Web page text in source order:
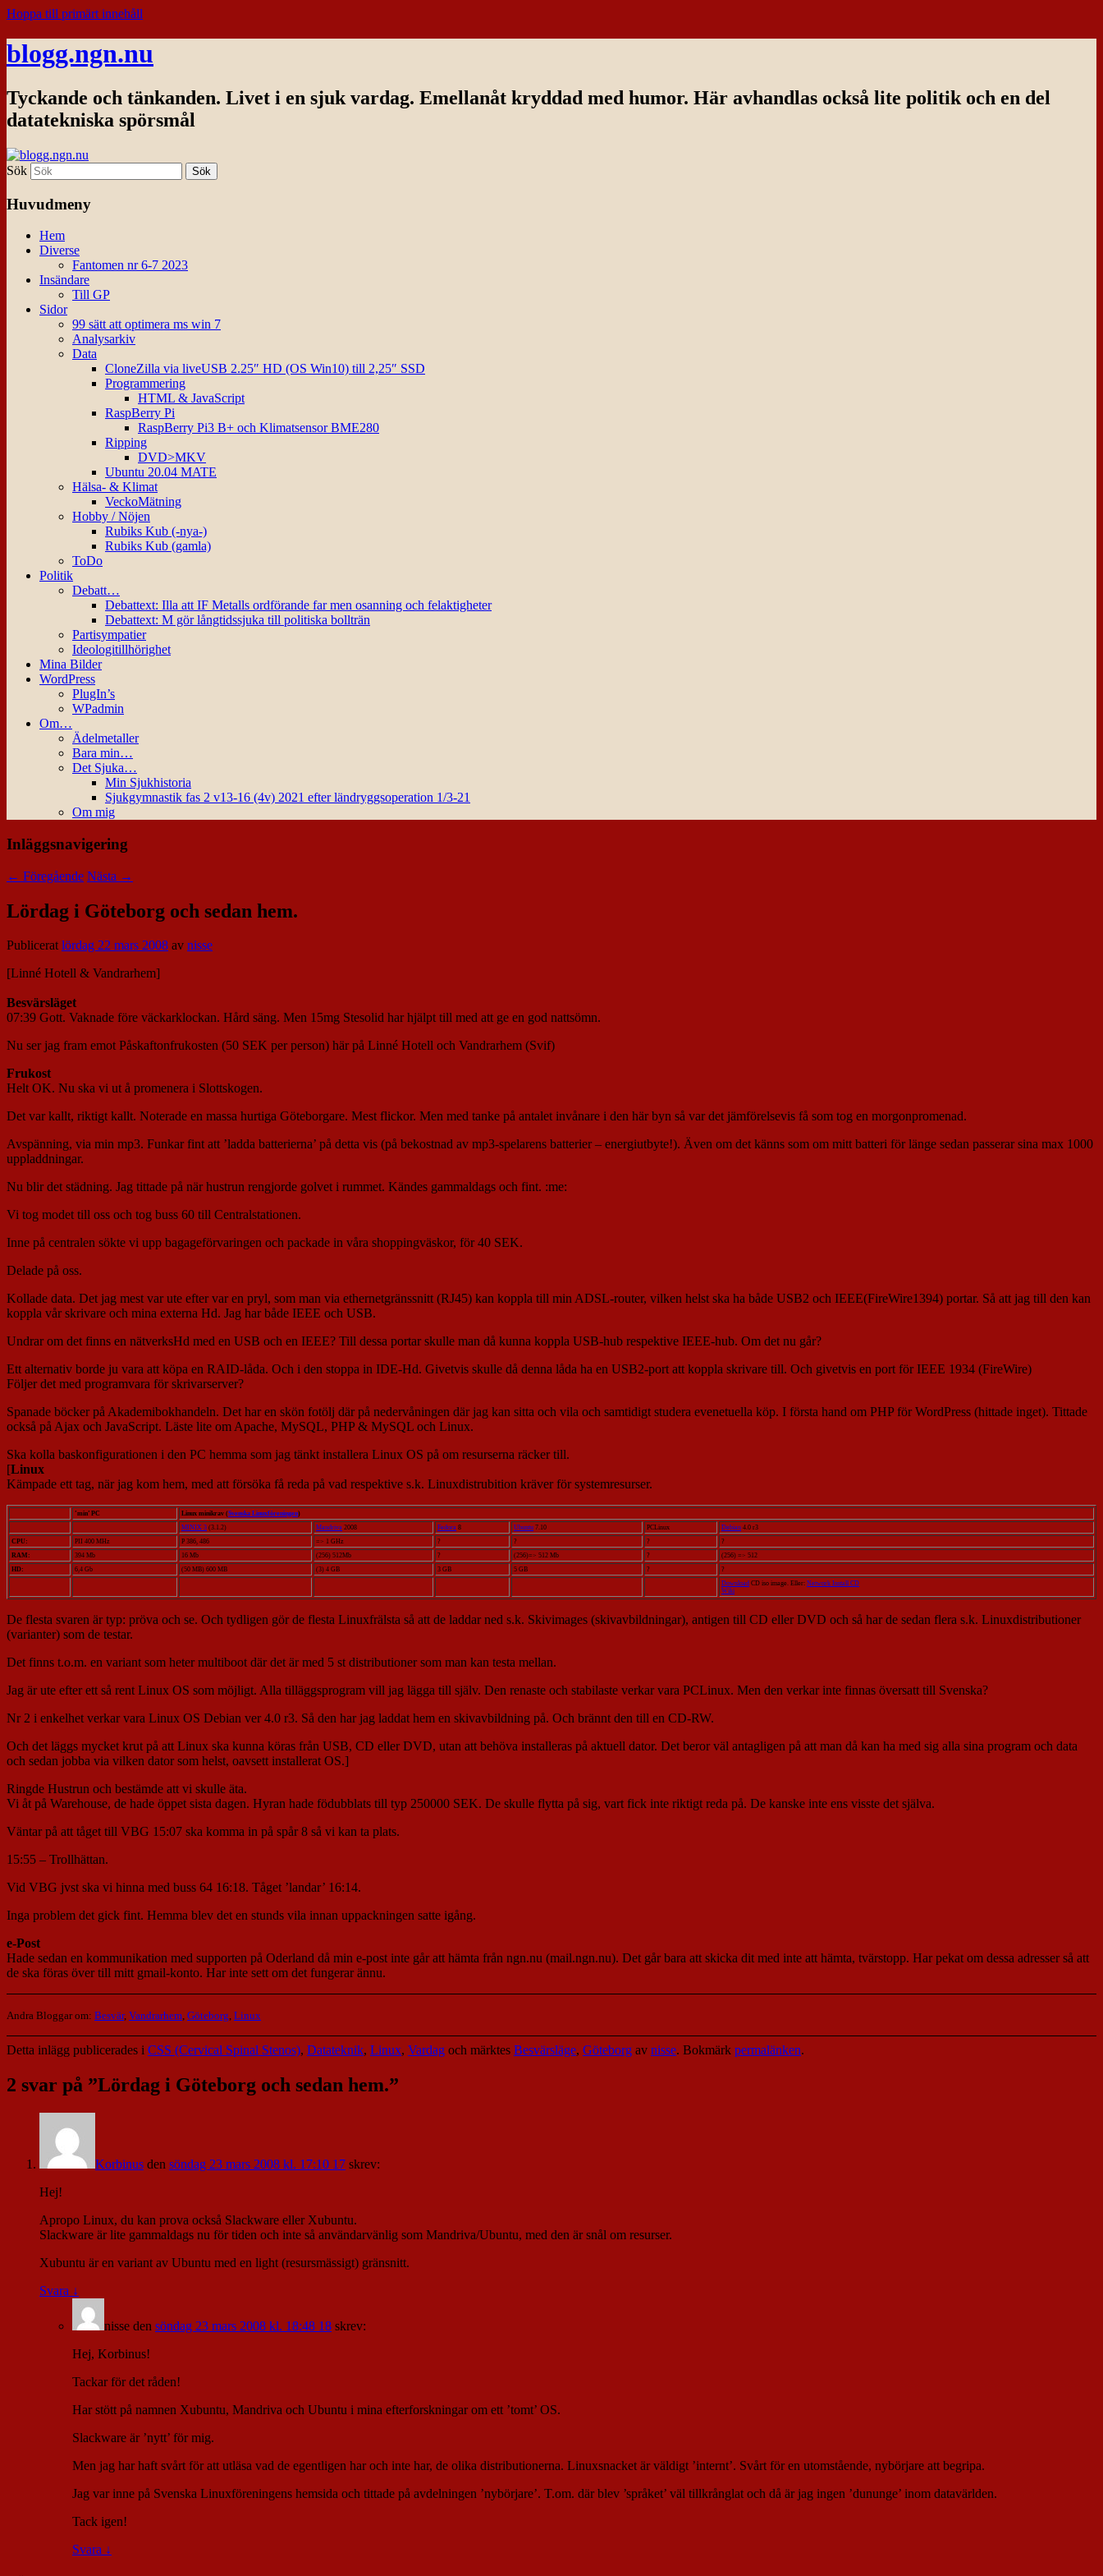
Hoppa till primärt innehåll
blogg.ngn.nu
Tyckande och tänkanden. Livet i en sjuk vardag. Emellanåt kryddad med humor. Här avhandlas också lite politik och en del
datatekniska spörsmål
Sök
Huvudmeny
Hem
Diverse
Fantomen nr 6-7 2023
Insändare
Till GP
Sidor
99 sätt att optimera ms win 7
Analysarkiv
Data
CloneZilla via liveUSB 2.25″ HD (OS Win10) till 2,25″ SSD
Programmering
HTML & JavaScript
RaspBerry Pi
RaspBerry Pi3 B+ och Klimatsensor BME280
Ripping
DVD>MKV
Ubuntu 20.04 MATE
Hälsa- & Klimat
VeckoMätning
Hobby / Nöjen
Rubiks Kub (-nya-)
Rubiks Kub (gamla)
ToDo
Politik
Debatt…
Debattext: Illa att IF Metalls ordförande far men osanning och felaktigheter
Debattext: M gör långtidssjuka till politiska bollträn
Partisympatier
Ideologitillhörighet
Mina Bilder
WordPress
PlugIn’s
WPadmin
Om…
Ädelmetaller
Bara min…
Det Sjuka…
Min Sjukhistoria
Sjukgymnastik fas 2 v13-16 (4v) 2021 efter ländryggsoperation 1/3-21
Om mig
Inläggsnavigering
← Föregående Nästa →
Lördag i Göteborg och sedan hem.
Publiceratlördag 22 mars 2008 av nisse
[Linné Hotell & Vandrarhem]
Besvärsläget
07:39 Gott. Vaknade före väckarklockan. Hård säng. Men 15mg Stesolid har hjälpt till med att ge en god nattsömn.
Nu ser jag fram emot Påskaftonfrukosten (50 SEK per person) här på Linné Hotell och Vandrarhem (Svif)
Frukost
Helt OK. Nu ska vi ut å promenera i Slottskogen.
Det var kallt, riktigt kallt. Noterade en massa hurtiga Göteborgare. Mest flickor. Men med tanke på antalet invånare i den här byn så var det jämförelsevis få som tog en morgonpromenad.
Avspänning, via min mp3. Funkar fint att ’ladda batterierna’ på detta vis (på bekostnad av mp3-spelarens batterier – energiutbyte!). Även om det känns som om mitt batteri för länge sedan passerar sina max 1000
uppladdningar.
Nu blir det städning. Jag tittade på när hustrun rengjorde golvet i rummet. Kändes gammaldags och fint. :me:
Vi tog modet till oss och tog buss 60 till Centralstationen.
Inne på centralen sökte vi upp bagageförvaringen och packade in våra shoppingväskor, för 40 SEK.
Delade på oss.
Kollade data. Det jag mest var ute efter var en pryl, som man via ethernetgränssnitt (RJ45) kan koppla till min ADSL-router, vilken helst ska ha både USB2 och IEEE(FireWire1394) portar. Så att jag till den kan
koppla vår skrivare och mina externa Hd. Jag har både IEEE och USB.
Undrar om det finns en nätverksHd med en USB och en IEEE? Till dessa portar skulle man då kunna koppla USB-hub respektive IEEE-hub. Om det nu går?
Ett alternativ borde ju vara att köpa en RAID-låda. Och i den stoppa in IDE-Hd. Givetvis skulle då denna låda ha en USB2-port att koppla skrivare till. Och givetvis en port för IEEE 1934 (FireWire)
Följer det med programvara för skrivarserver?
Spanade böcker på Akademibokhandeln. Det har en skön fotölj där på nedervåningen där jag kan sitta och vila och samtidigt studera evenetuella köp. I första hand om PHP för WordPress (hittade inget). Tittade
också på Ajax och JavaScript. Läste lite om Apache, MySQL, PHP & MySQL och Linux.
Ska kolla baskonfigurationen i den PC hemma som jag tänkt installera Linux OS på om resurserna räcker till.
[Linux
Kämpade ett tag, när jag kom hem, med att försöka få reda på vad respektive s.k. Linuxdistrubition kräver för systemresurser.
’min’ PC Linux minikrav (Svenska Linuxföreningen)
MINIX 3 (3.1.2) Mandriva 2008 Fedora 8 Ubuntu 7.10 PCLinux Debian 4.0 r3
CPU:
PII 400 MHz P 386, 486 => 1 GHz ? ? ?
?
RAM:
394 Mb 16 Mb (256) 512Mb ? (256)=> 512 Mb ?
(256) => 512
HD:
6,4 Gb (50 MB) 600 MB (3) 4 GB 3 GB 5 GB ?
?
Download CD iso image. Eller: Network Install CD
Wiki
De flesta svaren är typ: pröva och se. Och tydligen gör de flesta Linuxfrälsta så att de laddar ned s.k. Skivimages (skivavbildningar), antigen till CD eller DVD och så har de sedan flera s.k. Linuxdistributioner
(varianter) som de testar.
Det finns t.o.m. en variant som heter multiboot där det är med 5 st distributioner som man kan testa mellan.
Jag är ute efter ett så rent Linux OS som möjligt. Alla tilläggsprogram vill jag lägga till själv. Den renaste och stabilaste verkar vara PCLinux. Men den verkar inte finnas översatt till Svenska?
Nr 2 i enkelhet verkar vara Linux OS Debian ver 4.0 r3. Så den har jag laddat hem en skivavbildning på. Och brännt den till en CD-RW.
Och det läggs mycket krut på att Linux ska kunna köras från USB, CD eller DVD, utan att behöva installeras på aktuell dator. Det beror väl antagligen på att man då kan ha med sig alla sina program och data
och sedan jobba via vilken dator som helst, oavsett installerat OS.]
Ringde Hustrun och bestämde att vi skulle äta.
Vi åt på Warehouse, de hade öppet sista dagen. Hyran hade födubblats till typ 250000 SEK. De skulle flytta på sig, vart fick inte riktigt reda på. De kanske inte ens visste det själva.
Väntar på att tåget till VBG 15:07 ska komma in på spår 8 så vi kan ta plats.
15:55 – Trollhättan.
Vid VBG jvst ska vi hinna med buss 64 16:18. Tåget ’landar’ 16:14.
Inga problem det gick fint. Hemma blev det en stunds vila innan uppackningen satte igång.
e-Post
Hade sedan en kommunikation med supporten på Oderland då min e-post inte går att hämta från ngn.nu (mail.ngn.nu). Det går bara att skicka dit med inte att hämta, tvärstopp. Har pekat om dessa adresser så att
de ska föras över till mitt gmail-konto. Har inte sett om det fungerar ännu.
Andra Bloggar om: Besvär, Vandrarhem, Göteborg, Linux
Detta inlägg publicerades i CSS (Cervical Spinal Stenos), Datateknik, Linux, Vardag och märktes Besvärsläge, Göteborg av nisse. Bokmärk permalänken.
2 svar på ”Lördag i Göteborg och sedan hem.”
Korbinus den söndag 23 mars 2008 kl. 17:10 17 skrev:
Hej!
Apropo Linux, du kan prova också Slackware eller Xubuntu.
Slackware är lite gammaldags nu för tiden och inte så användarvänlig som Mandriva/Ubuntu, med den är snål om resurser.
Xubuntu är en variant av Ubuntu med en light (resursmässigt) gränsnitt.
Svara ↓
nisse den söndag 23 mars 2008 kl. 18:48 18 skrev:
Hej, Korbinus!
Tackar för det råden!
Har stött på namnen Xubuntu, Mandriva och Ubuntu i mina efterforskningar om ett ’tomt’ OS.
Slackware är ’nytt’ för mig.
Men jag har haft svårt för att utläsa vad de egentligen har och inte har, de olika distributionerna. Linuxsnacket är väldigt ’internt’. Svårt för en utomstående, nybörjare att begripa.
Jag var inne på Svenska Linuxföreningens hemsida och tittade på avdelningen ’nybörjare’. T.om. där blev ’språket’ väl tillkrånglat och då är jag ingen ’dununge’ inom datavärlden.
Tack igen!
Svara ↓